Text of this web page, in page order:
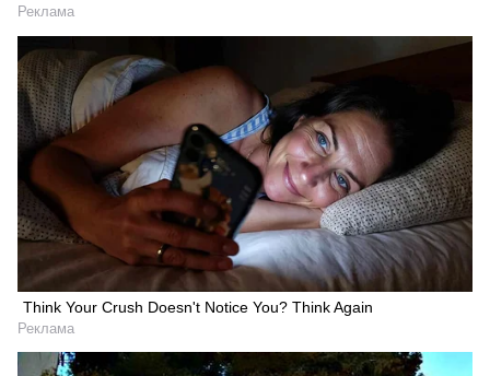
Реклама
Think Your Crush Doesn't Notice You? Think Again
Реклама